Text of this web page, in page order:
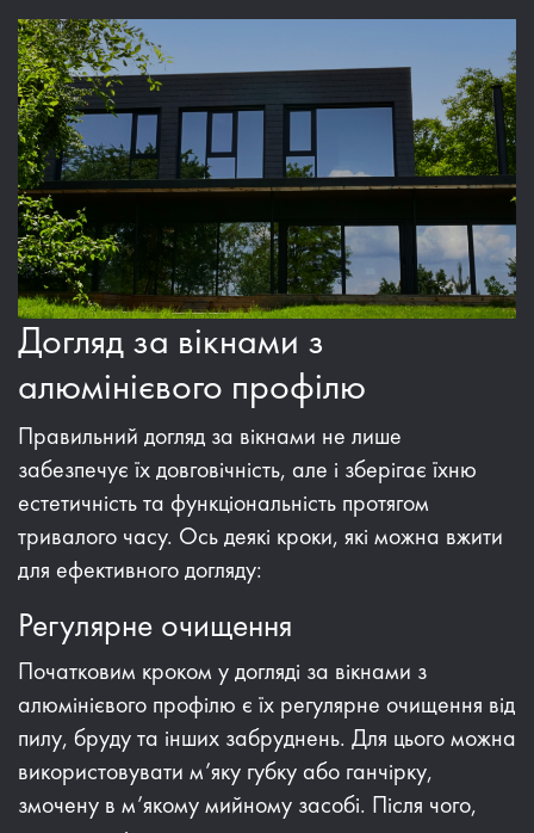
Догляд за вікнами з
алюмінієвого профілю
Правильний догляд за вікнами не лише
забезпечує їх довговічність, але і зберігає їхню
естетичність та функціональність протягом
тривалого часу. Ось деякі кроки, які можна вжити
для ефективного догляду:
Регулярне очищення
Початковим кроком у догляді за вікнами з
алюмінієвого профілю є їх регулярне очищення від
пилу, бруду та інших забруднень. Для цього можна
використовувати м’яку губку або ганчірку,
змочену в м’якому мийному засобі. Після чого,